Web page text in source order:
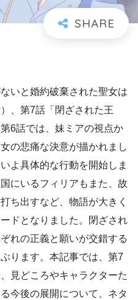
いと婚約破棄された聖女は
、第7話「閉ざされた王
6話では、妹ミアの視点か
の悲痛な決意が描かれまし
よ具体的な行動を開始しま
にいるフィリアもまた、故
ち出すなど、物語が大きく
ドとなりました。閉ざされ
れの正義と願いが交錯する
ります。本記事では、第7
見どころやキャラクターた
今後の展開について、ネタ